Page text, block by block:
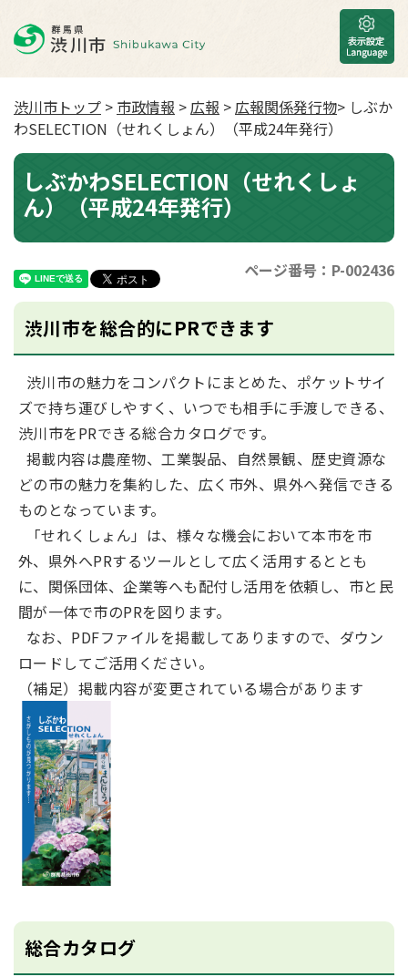
渋川市トップ > 市政情報 >広報 >広報関係発行物> しぶか
わSELECTION（せれくしょん）（平成24年発行）
しぶかわSELECTION（せれくしょ
ん）（平成24年発行）
ページ番号：P-002436
渋川市を総合的にPRできます
渋川市の魅力をコンパクトにまとめた、ポケットサイ
ズで持ち運びしやすく、いつでも相手に手渡しできる、
渋川市をPRできる総合カタログです。
掲載内容は農産物、工業製品、自然景観、歴史資源な
どの市の魅力を集約した、広く市外、県外へ発信できる
ものとなっています。
「せれくしょん」は、様々な機会において本市を市
外、県外へPRするツールとして広く活用するととも
に、関係団体、企業等へも配付し活用を依頼し、市と民
間が一体で市のPRを図ります。
なお、PDFファイルを掲載してありますので、ダウン
ロードしてご活用ください。
（補足）掲載内容が変更されている場合があります
総合カタログ